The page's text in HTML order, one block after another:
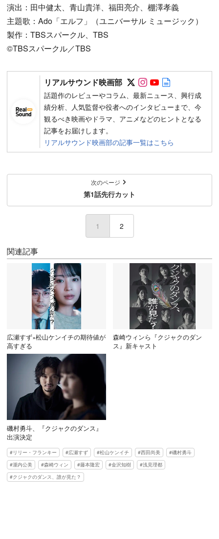
演出：田中健太、青山貴洋、福田亮介、棚澤孝義
主題歌：Ado「エルフ」（ユニバーサル ミュージック）
製作：TBSスパークル、TBS
©TBSスパークル／TBS
リアルサウンド映画部 Follow on SNS
Follow on SNS
Follow on
話題作のレビューやコラム、最新ニュース、興行成
績分析、人気監督や役者へのインタビューまで、今
観るべき映画やドラマ、アニメなどのヒントとなる
記事をお届けします。
リアルサウンド映画部の記事一覧はこちら
次のページ
第1話先行カット
1 2
関連記事
広瀬すず×松山ケンイチの期待値が
高すぎる
森崎ウィンら『クジャクのダン
ス』新キャスト
磯村勇斗、『クジャクのダンス』
出演決定
リリー・フランキー 広瀬すず 松山ケンイチ 西田尚美
磯村勇斗
瀧内公美
森崎ウィン 藤本隆宏 金沢知樹
浅見理都
クジャクのダンス、誰が見た？